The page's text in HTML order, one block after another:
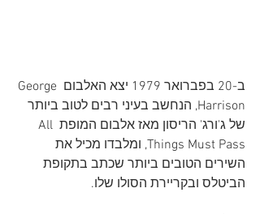
ב-20 בפברואר 1979 יצא האלבום George
Harrison, הנחשב בעיני רבים לטוב ביותר
של ג'ורג' הריסון מאז אלבום המופת All
Things Must Pass, ומלבדו מכיל את
השירים הטובים ביותר שכתב בתקופת
הביטלס ובקריירת הסולו שלו.